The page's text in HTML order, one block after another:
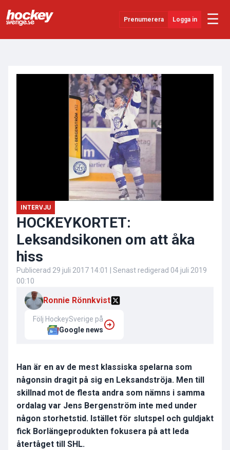
Prenumerera Logga in ☰
INTERVJU
HOCKEYKORTET:
Leksandsikonen om att åka
hiss
Publicerad 29 juli 2017 14:01 | Senast redigerad 04 juli 2019
00:10
Ronnie Rönnkvist
Följ HockeySverige på
Google news
Han är en av de mest klassiska spelarna som
någonsin dragit på sig en Leksandströja. Men till
skillnad mot de flesta andra som nämns i samma
ordalag var Jens Bergenström inte med under
någon storhetstid. Istället för slutspel och guldjakt
fick Borlängeprodukten fokusera på att leda
återtåget till SHL.